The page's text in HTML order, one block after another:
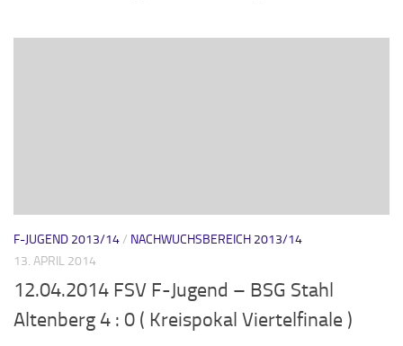
F-JUGEND 2013/14/ NACHWUCHSBEREICH 2013/14
13. APRIL 2014
12.04.2014 FSV F-Jugend – BSG Stahl
Altenberg 4 : 0 ( Kreispokal Viertelfinale )